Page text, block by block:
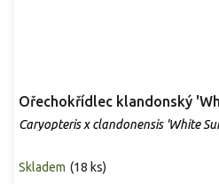
Ořechokřídlec klandonský
Caryopteris x clandonensis 'White
Skladem (18 ks)